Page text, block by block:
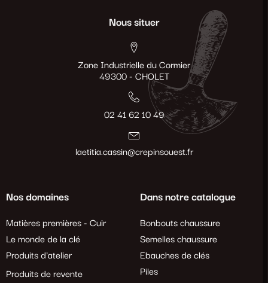
Nous situer
Zone Industrielle du Cormier
49300 - CHOLET
02 41 62 10 49
laetitia.cassin@crepinsouest.fr
Nos domaines
Matières premières - Cuir
Le monde de la clé
Produits d'atelier
Produits de revente
Dans notre catalogue
Bonbouts chaussure
Semelles chaussure
Ebauches de clés
Piles